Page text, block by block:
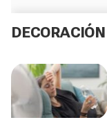
DECORACIÓN